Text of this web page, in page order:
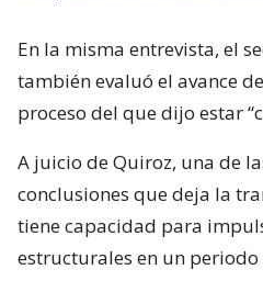
En la misma entrevista, el
también evaluó el avance
proceso del que dijo estar
A juicio de Quiroz, una de
conclusiones que deja la
tiene capacidad para
estructurales en un